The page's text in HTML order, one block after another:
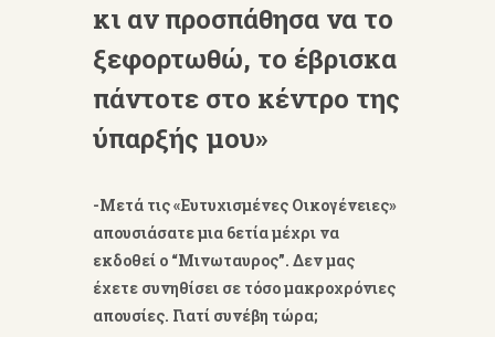
κι αν προσπάθησα να το
ξεφορτωθώ, το έβρισκα
πάντοτε στο κέντρο της
ύπαρξής μου»
-Mετά τις «Ευτυχισμένες Οικογένειες»
απουσιάσατε μια 6ετία μέχρι να
εκδοθεί ο “Μινωταυρος”. Δεν μας
έχετε συνηθίσει σε τόσο μακροχρόνιες
απουσίες. Γιατί συνέβη τώρα;